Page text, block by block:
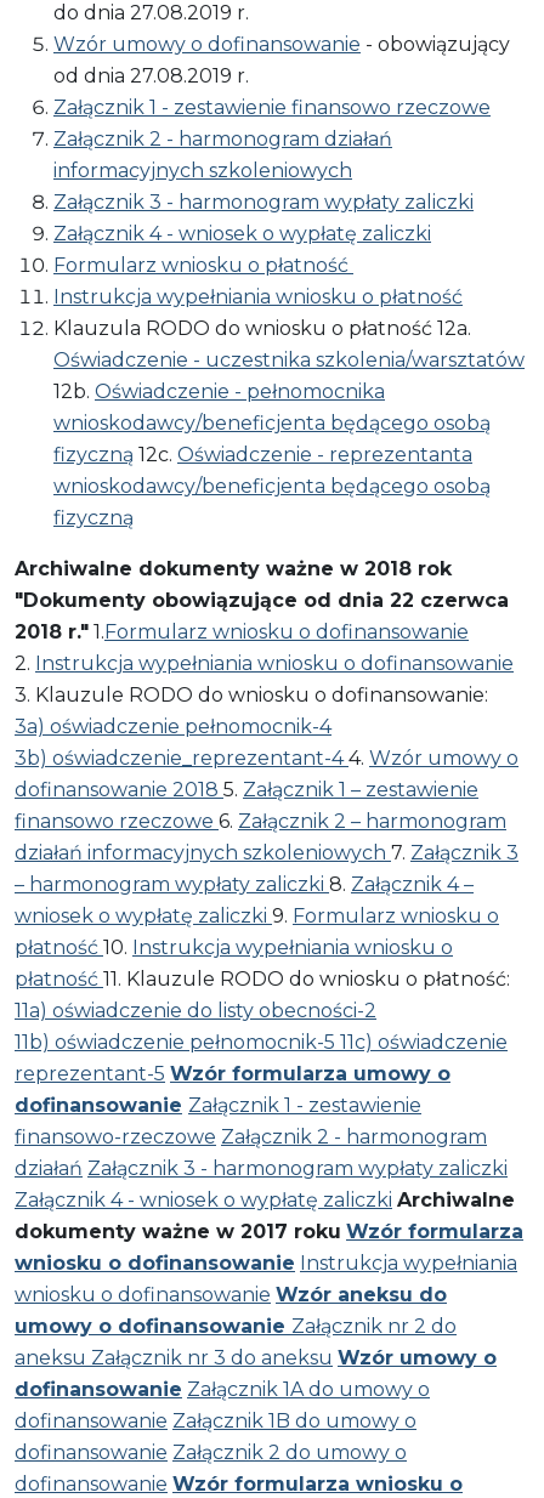
do dnia 27.08.2019 r.
Wzór umowy o dofinansowanie - obowiązujący
od dnia 27.08.2019 r.
Załącznik 1 - zestawienie finansowo rzeczowe
Załącznik 2 - harmonogram działań
informacyjnych szkoleniowych
Załącznik 3 - harmonogram wypłaty zaliczki
Załącznik 4 - wniosek o wypłatę zaliczki
Formularz wniosku o płatność
Instrukcja wypełniania wniosku o płatność
Klauzula RODO do wniosku o płatność 12a.
Oświadczenie - uczestnika szkolenia/warsztatów
12b. Oświadczenie - pełnomocnika
wnioskodawcy/beneficjenta będącego osobą
fizyczną 12c. Oświadczenie - reprezentanta
wnioskodawcy/beneficjenta będącego osobą
fizyczną
Archiwalne dokumenty ważne w 2018 rok
"Dokumenty obowiązujące od dnia 22 czerwca
2018 r." 1.Formularz wniosku o dofinansowanie
2. Instrukcja wypełniania wniosku o dofinansowanie
3. Klauzule RODO do wniosku o dofinansowanie:
3a) oświadczenie pełnomocnik-4
3b) oświadczenie_reprezentant-44. Wzór umowy o
dofinansowanie 2018 5. Załącznik 1 – zestawienie
finansowo rzeczowe 6. Załącznik 2 – harmonogram
działań informacyjnych szkoleniowych 7. Załącznik 3
– harmonogram wypłaty zaliczki 8. Załącznik 4 –
wniosek o wypłatę zaliczki 9. Formularz wniosku o
płatność 10. Instrukcja wypełniania wniosku o
płatność 11. Klauzule RODO do wniosku o płatność:
11a) oświadczenie do listy obecności-2
11b) oświadczenie pełnomocnik-5 11c) oświadczenie
reprezentant-5 Wzór formularza umowy o
dofinansowanie Załącznik 1 - zestawienie
finansowo-rzeczowe Załącznik 2 - harmonogram
działań Załącznik 3 - harmonogram wypłaty zaliczki
Załącznik 4 - wniosek o wypłatę zaliczki Archiwalne
dokumenty ważne w 2017 roku Wzór formularza
wniosku o dofinansowanie Instrukcja wypełniania
wniosku o dofinansowanie Wzór aneksu do
umowy o dofinansowanie Załącznik nr 2 do
aneksu Załącznik nr 3 do aneksu Wzór umowy o
dofinansowanie Załącznik 1A do umowy o
dofinansowanie Załącznik 1B do umowy o
dofinansowanie Załącznik 2 do umowy o
dofinansowanie Wzór formularza wniosku o